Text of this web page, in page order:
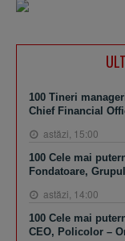
100 Tineri
Chief Financial
astăzi, 15:00
100 Cele mai
Fondatoare,
astăzi, 14:00
100 Cele mai
CEO, Policolor –